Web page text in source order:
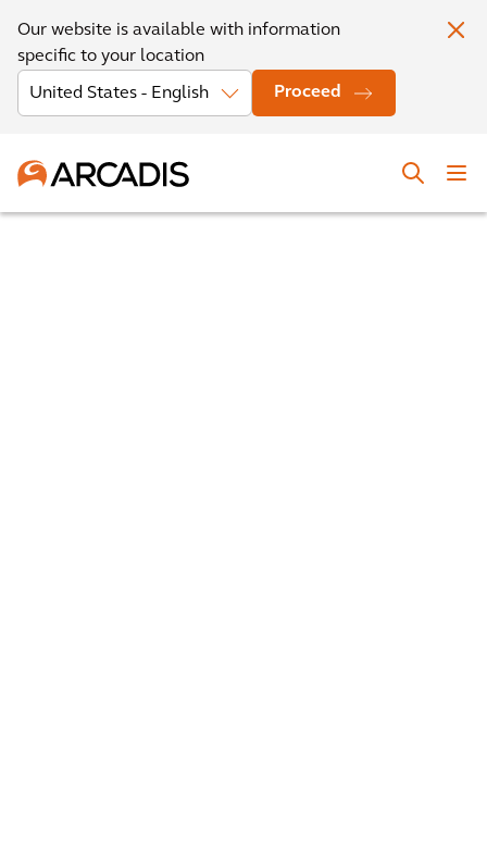
Our website is available with information
specific to your location
Proceed